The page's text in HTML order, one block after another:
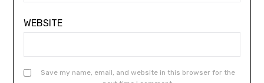
WEBSITE
Save my name, email, and website in this browser for the